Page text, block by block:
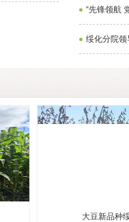
“先锋领航
绥化分院
大豆新品种绥农